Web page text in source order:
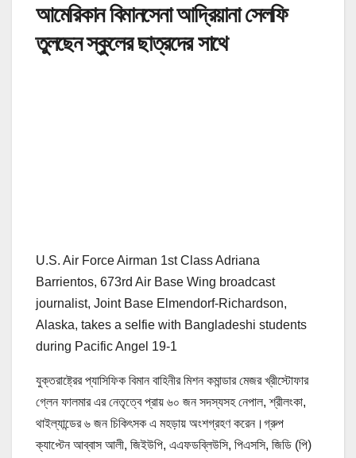
আমেরিকান বিমানসেনা আদ্রিয়ানা সেলফি
তুলছেন স্কুলের ছাত্রদের সাথে
U.S. Air Force Airman 1st Class Adriana
Barrientos, 673rd Air Base Wing broadcast
journalist, Joint Base Elmendorf-Richardson,
Alaska, takes a selfie with Bangladeshi students
during Pacific Angel 19-1
যুক্তরাষ্ট্রের প্যাসিফিক বিমান বাহিনীর মিশন কমান্ডার মেজর খ্রীস্টোফার
গ্লেন ফালমার এর নেতৃত্বে প্রায় ৬০ জন সদস্যসহ নেপাল, শ্রীলংকা,
থাইল্যান্ডের ৬ জন চিকিৎসক এ মহড়ায় অংশগ্রহণ করেন।গ্রুপ
ক্যাপ্টেন আব্বাস আলী, জিইউপি, এএফডব্লিউসি, পিএসসি, জিডি (পি)